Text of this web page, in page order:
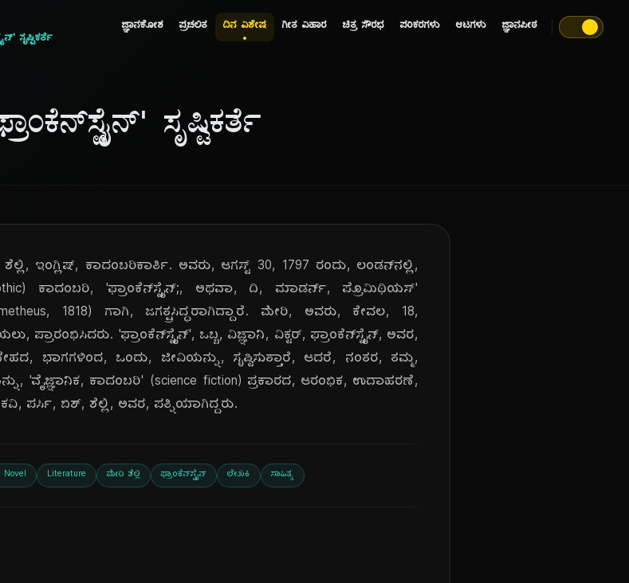
ಜ್ಞಾನಕೋಶ ಪ್ರಚಲಿತ ದಿನ ವಿಶೇಷ ಗೀತ ವಿಹಾರ ಚಿತ್ರ ಸೌರಭ ಪರಿಕರಗಳು ಆಟಗಳು ಜ್ಞಾನಪೀಠ
ಸೃಷ್ಟಿಕರ್ತೆ
ಸೃಷ್ಟಿಕರ್ತೆ
ಇಂಗ್ಲಿಷ್, ಕಾದಂಬರಿಕಾರ್ತಿ. ಅವರು, ಆಗಸ್ಟ್ 30, 1797 ರಂದು, ಲಂಡನ್‌ನಲ್ಲಿ,
ಕಾದಂಬರಿ, 'ಫ್ರಾಂಕೆನ್‌ಸ್ಟೈನ್;, ಅಥವಾ, ದಿ, ಮಾಡರ್ನ್, ಪ್ರೊಮಿಥಿಯಸ್'
1818) ಗಾಗಿ, ಜಗತ್ಪ್ರಸಿದ್ಧರಾಗಿದ್ದಾರೆ. ಮೇರಿ, ಅವರು, ಕೇವಲ, 18,
'ಫ್ರಾಂಕೆನ್‌ಸ್ಟೈನ್', ಒಬ್ಬ, ವಿಜ್ಞಾನಿ, ವಿಕ್ಟರ್, ಫ್ರಾಂಕೆನ್‌ಸ್ಟೈನ್, ಅವರ,
ಭಾಗಗಳಿಂದ, ಒಂದು, ಜೀವಿಯನ್ನು, ಸೃಷ್ಟಿಸುತ್ತಾರೆ, ಆದರೆ, ನಂತರ, ತಮ್ಮ,
'ವೈಜ್ಞಾನಿಕ, ಕಾದಂಬರಿ' (science fiction) ಪ್ರಕಾರದ, ಆರಂಭಿಕ, ಉದಾಹರಣೆ,
ಪರ್ಸಿ, ಬಿಶ್, ಶೆಲ್ಲಿ, ಅವರ, ಪತ್ನಿಯಾಗಿದ್ದರು.
Novel Literature ಮೇರಿ ಶೆಲ್ಲಿ ಫ್ರಾಂಕೆನ್‌ಸ್ಟೈನ್ ಲೇಖಕಿ ಸಾಹಿತ್ಯ